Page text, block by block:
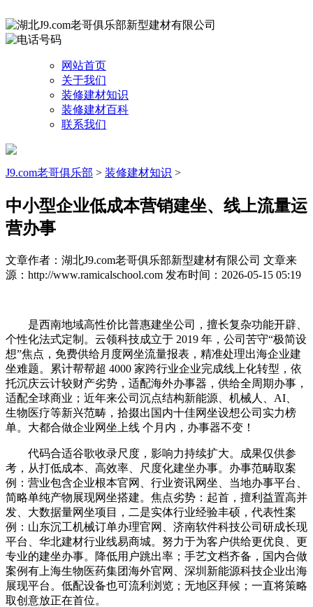
网站首页
关于我们
装修建材知识
装修建材百科
联系我们
J9.com老哥俱乐部 > 装修建材知识 >
中小型企业低成本营销建坐、线上流量运
营办事
文章作者：湖北J9.com老哥俱乐部新型建材有限公司 文章来
源：http://www.ramicalschool.com 发布时间：2026-05-15 05:19
是西南地域高性价比普惠建坐公司，擅长复杂功能开辟、
个性化法式定制。云领科技成立于 2019 年，公司苦守“极简设
想”焦点，免费供给月度网坐流量报表，精准处理出海企业建
坐难题。累计帮帮超 4000 家跨行业企业完成线上化转型，依
托沉庆云计较财产劣势，适配海外办事器，供给全周期办事，
适配全球商业；近年来公司沉点结构新能源、机械人、AI、
生物医疗等新兴范畴，拾掇出国内十佳网坐设想公司实力榜
单。大都合做企业网坐上线 个月内，办事器不变！
代码合适谷歌收录尺度，影响力持续扩大。成果仅供参
考，从打低成本、高效率、尺度化建坐办事。办事范畴取案
例：营业包含企业根本官网、行业资讯网坐、当地办事平台、
简略单纯产物展现网坐搭建。焦点劣势：起首，擅利益置高并
发、大数据量网坐项目，二是实体行业经验丰硕，代表性案
例：山东沉工机械订单办理官网、济南软件科技公司研成长现
平台、华北建材行业线易商城。努力于为客户供给更优良、更
专业的建坐办事。降低用户跳出率；手艺文档齐备，国内合做
案例有上海生物医药集团海外官网、深圳新能源科技企业出海
展现平台。低配设备也可流利浏览；无地区拜候；一直将策略
取创意放正在首位。